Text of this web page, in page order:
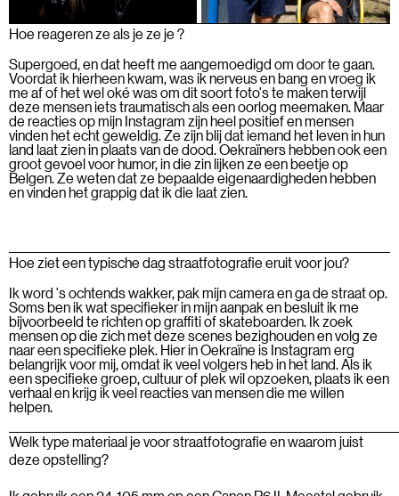
Hoe reageren ze als je ze je ?
Supergoed, en dat heeft me aangemoedigd om door te gaan.
Voordat ik hierheen kwam, was ik nerveus en bang en vroeg ik
me af of het wel oké was om dit soort foto's te maken terwijl
deze mensen iets traumatisch als een oorlog meemaken. Maar
de reacties op mijn Instagram zijn heel positief en mensen
vinden het echt geweldig. Ze zijn blij dat iemand het leven in hun
land laat zien in plaats van de dood. Oekraïners hebben ook een
groot gevoel voor humor, in die zin lijken ze een beetje op
Belgen. Ze weten dat ze bepaalde eigenaardigheden hebben
en vinden het grappig dat ik die laat zien.
Hoe ziet een typische dag straatfotografie eruit voor jou?
Ik word 's ochtends wakker, pak mijn camera en ga de straat op.
Soms ben ik wat specifieker in mijn aanpak en besluit ik me
bijvoorbeeld te richten op graffiti of skateboarden. Ik zoek
mensen op die zich met deze scenes bezighouden en volg ze
naar een specifieke plek. Hier in Oekraïne is Instagram erg
belangrijk voor mij, omdat ik veel volgers heb in het land. Als ik
een specifieke groep, cultuur of plek wil opzoeken, plaats ik een
verhaal en krijg ik veel reacties van mensen die me willen
helpen.
Welk type materiaal je voor straatfotografie en waarom juist
deze opstelling?